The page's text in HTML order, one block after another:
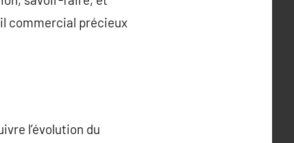
commercial précieux
l’évolution du